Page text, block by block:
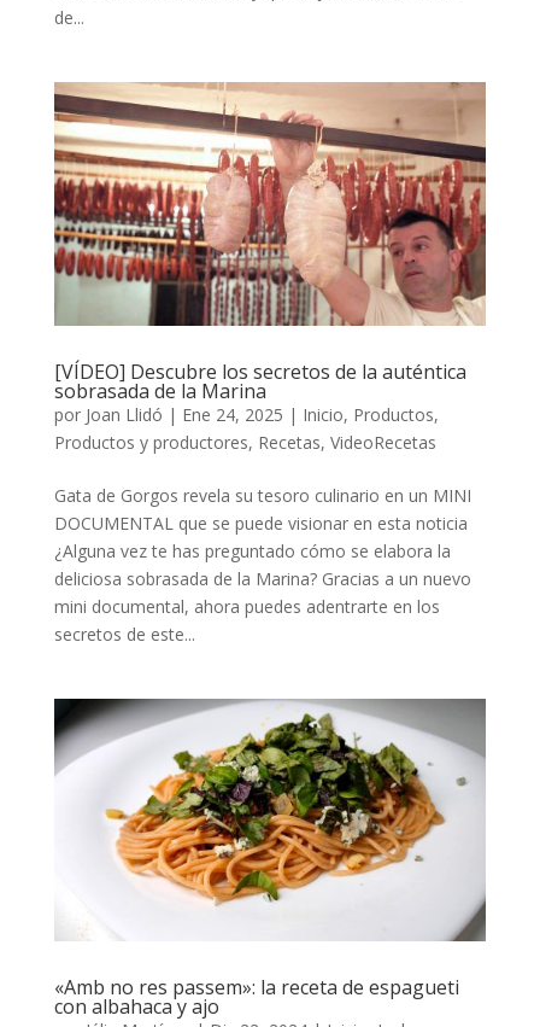
de...
[VÍDEO] Descubre los secretos de la auténtica
sobrasada de la Marina
por Joan Llidó | Ene 24, 2025 | Inicio, Productos,
Productos y productores, Recetas, VideoRecetas
Gata de Gorgos revela su tesoro culinario en un MINI
DOCUMENTAL que se puede visionar en esta noticia
¿Alguna vez te has preguntado cómo se elabora la
deliciosa sobrasada de la Marina? Gracias a un nuevo
mini documental, ahora puedes adentrarte en los
secretos de este...
«Amb no res passem»: la receta de espagueti
con albahaca y ajo